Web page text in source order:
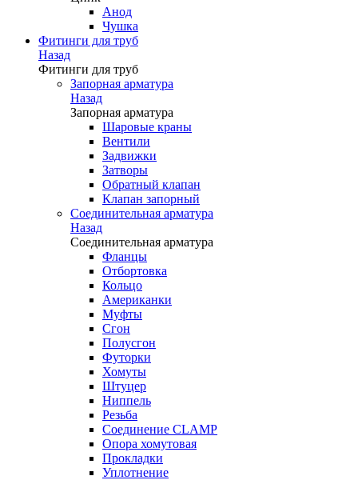
Анод
Чушка
Фитинги для труб
Назад
Фитинги для труб
Запорная арматура
Назад
Запорная арматура
Шаровые краны
Вентили
Задвижки
Затворы
Обратный клапан
Клапан запорный
Соединительная арматура
Назад
Соединительная арматура
Фланцы
Отбортовка
Кольцо
Американки
Муфты
Сгон
Полусгон
Футорки
Хомуты
Штуцер
Ниппель
Резьба
Соединение CLAMP
Опора хомутовая
Прокладки
Уплотнение